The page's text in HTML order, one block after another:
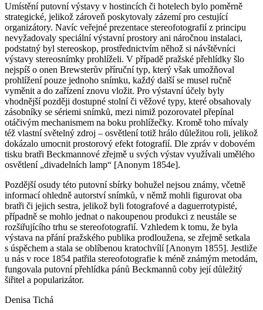
Umístění putovní výstavy v hostincích či hotelech bylo poměrně
strategické, jelikož zároveň poskytovaly zázemí pro cestující
organizátory. Navíc veřejné prezentace stereofotografií z principu
nevyžadovaly speciální výstavní prostory ani náročnou instalaci,
podstatný byl stereoskop, prostřednictvím něhož si návštěvníci
výstavy stereosnímky prohlíželi. V případě pražské přehlídky šlo
nejspíš o onen Brewsterův příruční typ, který však umožňoval
prohlížení pouze jednoho snímku, každý další se musel ručně
vyměnit a do zařízení znovu vložit. Pro výstavní účely byly
vhodnější později dostupné stolní či věžové typy, které obsahovaly
zásobníky se sériemi snímků, mezi nimiž pozorovatel přepínal
otáčivým mechanismem na boku prohlížečky. Kromě toho mívaly
též vlastní světelný zdroj – osvětlení totiž hrálo důležitou roli, jelikož
dokázalo umocnit prostorový efekt fotografií. Dle zpráv v dobovém
tisku bratři Beckmannové zřejmě u svých výstav využívali umělého
osvětlení „divadelních lamp“ [Anonym 1854e].
Pozdější osudy této putovní sbírky bohužel nejsou známy, včetně
informací ohledně autorství snímků, v němž mohli figurovat oba
bratři či jejich sestra, jelikož byli fotografové a daguerrotypisté,
případně se mohlo jednat o nakoupenou produkci z neustále se
rozšiřujícího trhu se stereofotografií. Vzhledem k tomu, že byla
výstava na přání pražského publika prodloužena, se zřejmě setkala
s úspěchem a stala se oblíbenou kratochvílí [Anonym 1855]. Jestliže
u nás v roce 1854 patřila stereofotografie k méně známým metodám,
fungovala putovní přehlídka pánů Beckmannů coby její důležitý
šiřitel a popularizátor.
Denisa Tichá